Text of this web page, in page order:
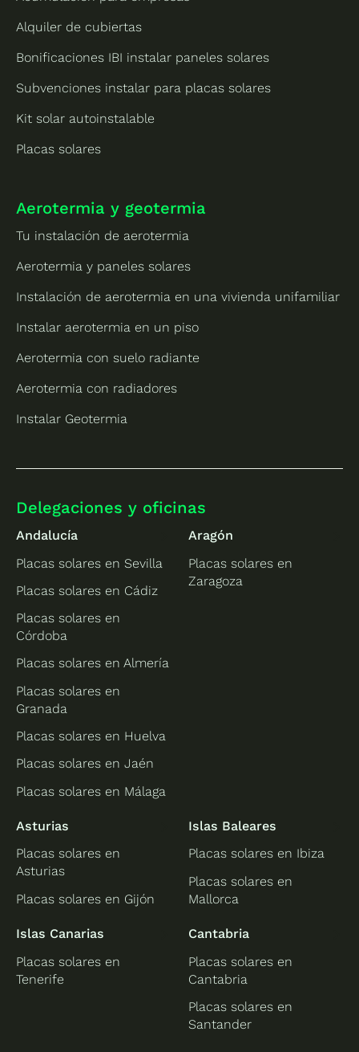
Alquiler de cubiertas
Bonificaciones IBI instalar paneles solares
Subvenciones instalar para placas solares
Kit solar autoinstalable
Placas solares
Aerotermia y geotermia
Tu instalación de aerotermia
Aerotermia y paneles solares
Instalación de aerotermia en una vivienda unifamiliar
Instalar aerotermia en un piso
Aerotermia con suelo radiante
Aerotermia con radiadores
Instalar Geotermia
Delegaciones y oficinas
Andalucía
Placas solares en Sevilla
Placas solares en Cádiz
Placas solares en
Córdoba
Placas solares en Almería
Placas solares en
Granada
Placas solares en Huelva
Placas solares en Jaén
Placas solares en Málaga
Aragón
Placas solares en
Zaragoza
Asturias
Placas solares en
Asturias
Placas solares en Gijón
Islas Baleares
Placas solares en Ibiza
Placas solares en
Mallorca
Islas Canarias
Placas solares en
Tenerife
Cantabria
Placas solares en
Cantabria
Placas solares en
Santander